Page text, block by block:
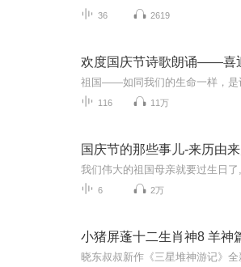
36 2619
欢度国庆节诗歌朗诵——喜
116 11万
国庆节的那些事儿-来历由
6 2万